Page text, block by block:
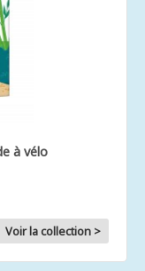
à vélo
Voir la collection >